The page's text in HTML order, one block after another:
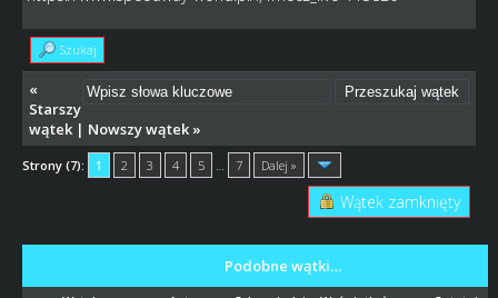
Szukaj
«
Starszy
wątek| Nowszy wątek»
Strony (7): 1 2 3 4 5 7 Dalej »
Wątek zamknięty
Podobne wątki…